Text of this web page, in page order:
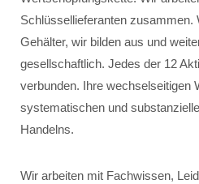
Schlüssellieferanten zusammen.
Gehälter, wir bilden aus und
gesellschaftlich. Jedes der 12
verbunden. Ihre wechselseitigen
systematischen und
Handelns.
Wir arbeiten mit Fachwissen,